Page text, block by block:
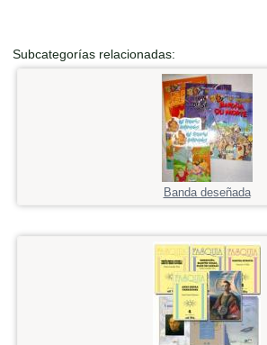
Subcategorías relacionadas:
Banda deseñada